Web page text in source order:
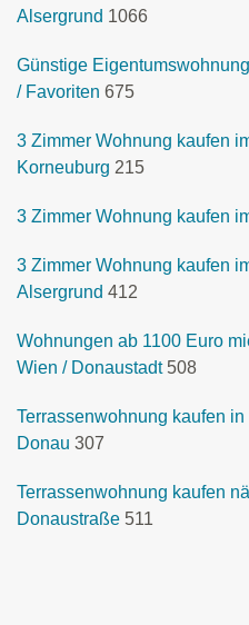
Alsergrund 1066
Günstige
/ Favoriten 675
3 Zimmer Wohnung kaufen
Korneuburg 215
3 Zimmer Wohnung kaufen
3 Zimmer Wohnung kaufen
Alsergrund 412
Wohnungen ab 1100 Euro
Wien / Donaustadt 508
Terrassenwohnung kaufen
Donau 307
Terrassenwohnung kaufen
Donaustraße 511